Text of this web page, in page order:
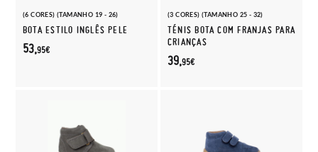
(6 CORES) (TAMANHO 19 - 26)
BOTA ESTILO INGLÊS PELE
53,95€
(3 CORES) (TAMANHO 25 - 32)
TÉNIS BOTA COM FRANJAS PARA
CRIANÇAS
39,95€